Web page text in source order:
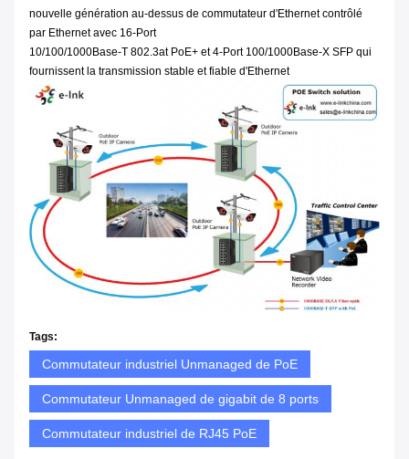
nouvelle génération au-dessus de commutateur d'Ethernet contrôlé
par Ethernet avec 16-Port
10/100/1000Base-T 802.3at PoE+ et 4-Port 100/1000Base-X SFP qui
fournissent la transmission stable et fiable d'Ethernet
Tags:
Commutateur industriel Unmanaged de PoE
Commutateur Unmanaged de gigabit de 8 ports
Commutateur industriel de RJ45 PoE